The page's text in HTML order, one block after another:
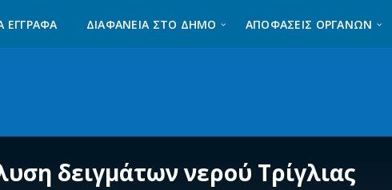
ΈΓΓΡΑΦΑ ΔΙΑΦΆΝΕΙΑ ΣΤΟ ΔΉΜΟ ΑΠΟΦΑΣΕΙΣ ΟΡΓΑΝΩΝ
δειγμάτων νερού Τρίγλιας